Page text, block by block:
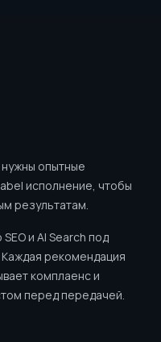
опытные
исполнение, чтобы
результатам.
и AI Search под
рекомендация
комплаенс и
перед передачей.